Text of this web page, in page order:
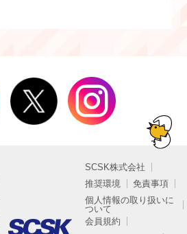
SCSK株式会社
推奨環境
免責事項
個人情報の取り扱いに
ついて
会員規約